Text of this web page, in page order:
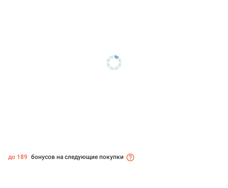
до 189 бонусов на следующие покупки